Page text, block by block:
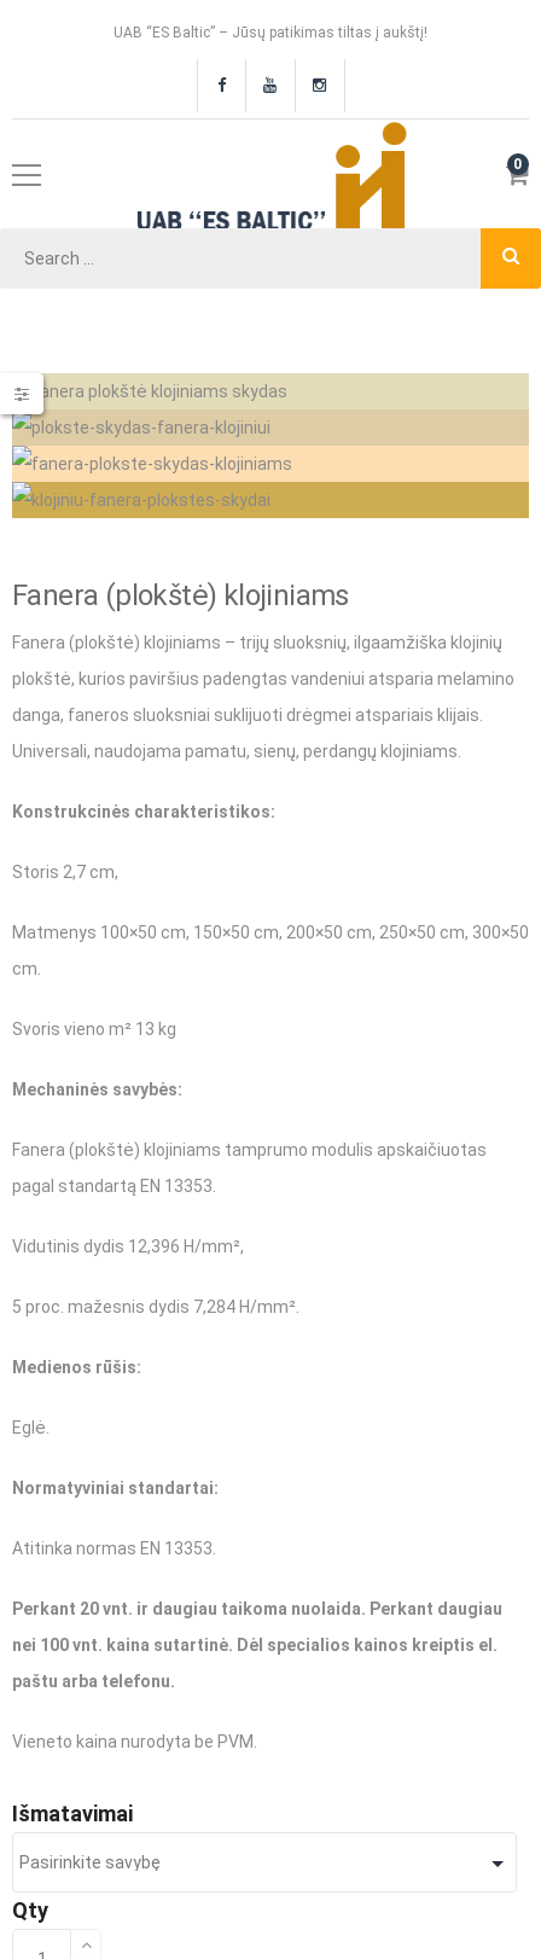
UAB “ES Baltic” – Jūsų patikimas tiltas į aukštį!
0
Fanera (plokštė) klojiniams
Fanera (plokštė) klojiniams – trijų sluoksnių, ilgaamžiška klojinių
plokštė, kurios paviršius padengtas vandeniui atsparia melamino
danga, faneros sluoksniai suklijuoti drėgmei atspariais klijais.
Universali, naudojama pamatu, sienų, perdangų klojiniams.
Konstrukcinės charakteristikos:
Storis 2,7 cm,
Matmenys 100×50 cm, 150×50 cm, 200×50 cm, 250×50 cm, 300×50
cm.
Svoris vieno m² 13 kg
Mechaninės savybės:
Fanera (plokštė) klojiniams tamprumo modulis apskaičiuotas
pagal standartą EN 13353.
Vidutinis dydis 12,396 H/mm²,
5 proc. mažesnis dydis 7,284 H/mm².
Medienos rūšis:
Eglė.
Normatyviniai standartai:
Atitinka normas EN 13353.
Perkant 20 vnt. ir daugiau taikoma nuolaida. Perkant daugiau
nei 100 vnt. kaina sutartinė. Dėl specialios kainos kreiptis el.
paštu arba telefonu.
Vieneto kaina nurodyta be PVM.
Išmatavimai
Qty
produkto